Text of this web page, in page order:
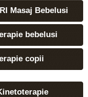
Masaj Bebelusi
bebelusi
copii